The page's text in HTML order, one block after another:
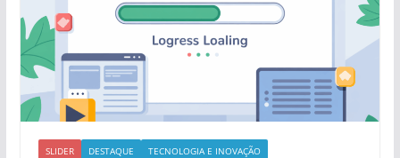
SLIDER DESTAQUE TECNOLOGIA E INOVAÇÃO